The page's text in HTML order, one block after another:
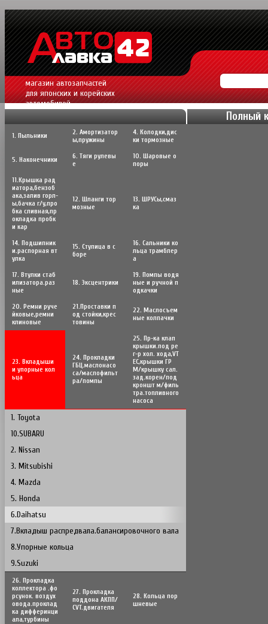
магазин автозапчастей
для японских и корейских
автомобилей.
Полный
1. Пыльники
2. Амортизатор
ы,пружины
4. Колодки,дис
ки тормозные
5. Наконечники
6. Тяги рулевы
е
10. Шаровые о
поры
11.Крышка рад
иатора,бензоб
ака,залив горл-
ы,бачка г/у,про
бка сливная,пр
окладка пробк
и кар
12. Шланги тор
мозные
13. ШРУСы,cмаз
ка
14. Подшипник
и.распорная вт
улка
15. Ступица в с
боре
16. Сальники ко
льца трамблер
а
17. Втулки стаб
илизатора.раз
ные
18. Эксцентрики
19. Помпы водя
ные и ручной п
одкачки
20. Ремни руче
йковые,ремни
клиновые
21.Проставки п
од стойки,крес
товины
22. Маслосъем
ные колпачки
23. Вкладыши
и упорные кол
ьца
24. Прокладки
ГБЦ.маслонасо
са/маслофильт
ра/помпы
25. Пр-ка клап
крышки.под ре
г-р хол. хода,VT
EC,крышки ГР
М/крышку сал.
зад.корен/под
кроншт м/филь
тра.топливного
насоса
1. Toyota
10.SUBARU
2. Nissan
3. Mitsubishi
4. Mazda
5. Honda
6.Daihatsu
7.Вкладыш распредвала.балансировочного вала
8.Упорные кольца
9.Suzuki
26. Прокладка
коллектора .фо
рсунок. воздух
овода.проклад
ка дифферинци
ала,турбины
27. Прокладка
поддона АКПП/
CVT.двигателя
28. Кольца пор
шневые